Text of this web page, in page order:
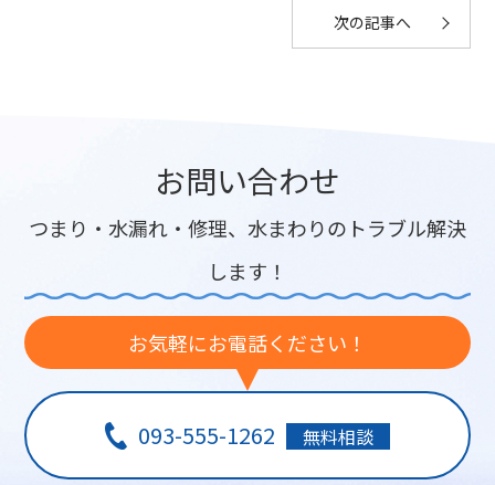
次の記事へ
お問い合わせ
つまり・水漏れ・修理、水まわりのトラブル解決
します！
お気軽にお電話ください！
093-555-1262 無料相談